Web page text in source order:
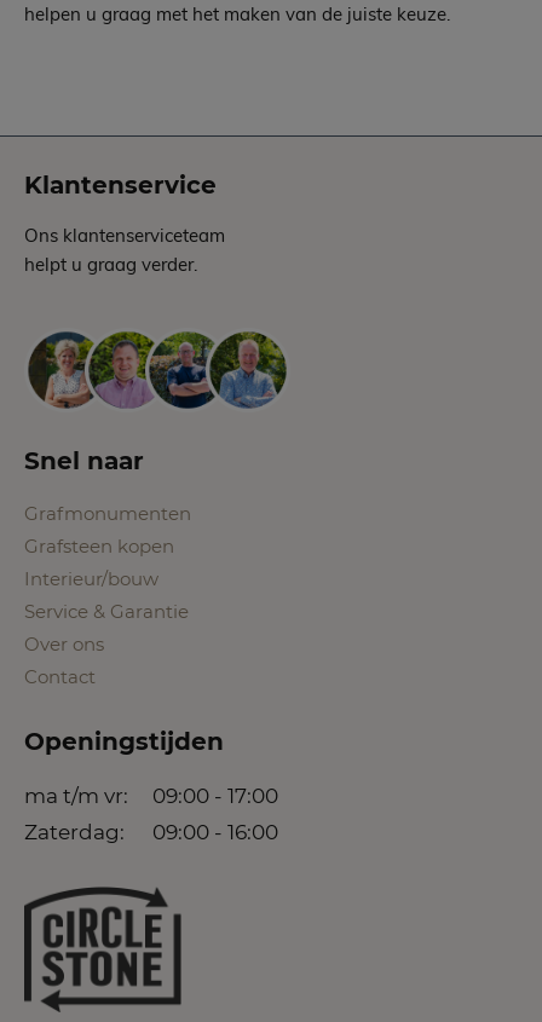
helpen u graag met het maken van de juiste keuze.
Klantenservice
Ons klantenserviceteam
helpt u graag verder.
Snel naar
Grafmonumenten
Grafsteen kopen
Interieur/bouw
Service & Garantie
Over ons
Contact
Openingstijden
ma t/m vr:
09:00 - 17:00
Zaterdag:
09:00 - 16:00